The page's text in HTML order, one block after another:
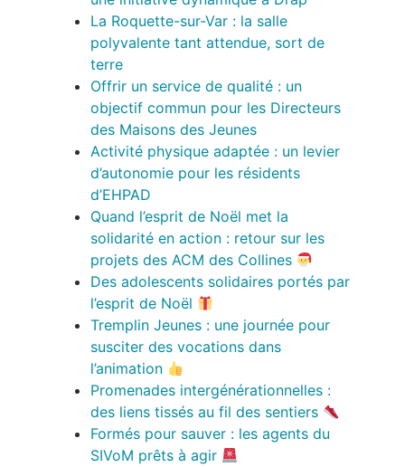
La Roquette-sur-Var : la salle
polyvalente tant attendue, sort de
terre
Offrir un service de qualité : un
objectif commun pour les Directeurs
des Maisons des Jeunes
Activité physique adaptée : un levier
d’autonomie pour les résidents
d’EHPAD
Quand l’esprit de Noël met la
solidarité en action : retour sur les
projets des ACM des Collines
Des adolescents solidaires portés par
l’esprit de Noël
Tremplin Jeunes : une journée pour
susciter des vocations dans
l’animation
Promenades intergénérationnelles :
des liens tissés au fil des sentiers
Formés pour sauver : les agents du
SIVoM prêts à agir